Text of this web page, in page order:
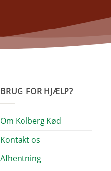
BRUG FOR HJÆLP?
Om Kolberg Kød
Kontakt os
Afhentning